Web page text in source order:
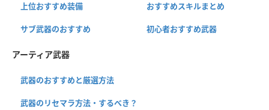
上位おすすめ装備 おすすめスキルまとめ
サブ武器のおすすめ 初心者おすすめ武器
アーティア武器
武器のおすすめと厳選方法
武器のリセマラ方法・するべき？